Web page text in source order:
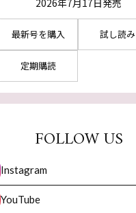
最新号を購入 試し読み
定期購読
FOLLOW US
Instagram
YouTube